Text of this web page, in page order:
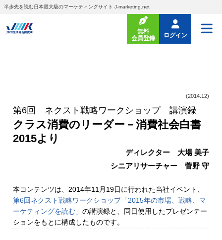
半歩先を読む日本最大級のマーケティングサイト J-marketing.net
無料
会員登録
ログイン
(2014.12)
第6回 ネクスト戦略ワークショップ 講演録
クラス消費のリーダー－消費社会白書
2015より
ディレクター 大場 美子
シニアリサーチャー 菅野 守
本コンテンツは、2014年11月19日に行われた当社イベント、
第6回ネクスト戦略ワークショップ「2015年の市場、戦略、マ
ーケティングを読む」の講演録と、同日使用したプレゼンテー
ションをもとに構成したものです。